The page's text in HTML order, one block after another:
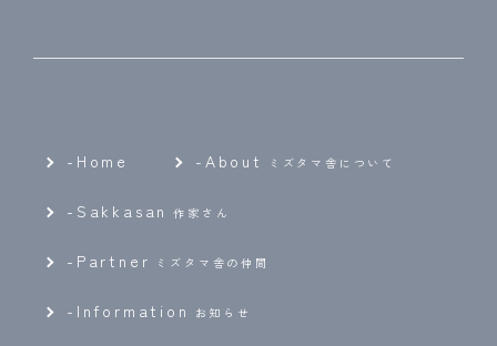
-Home - About ミズタマ舎について
- Sakkasan 作家さん
- Partner ミズタマ舎の仲間
- Information お知らせ